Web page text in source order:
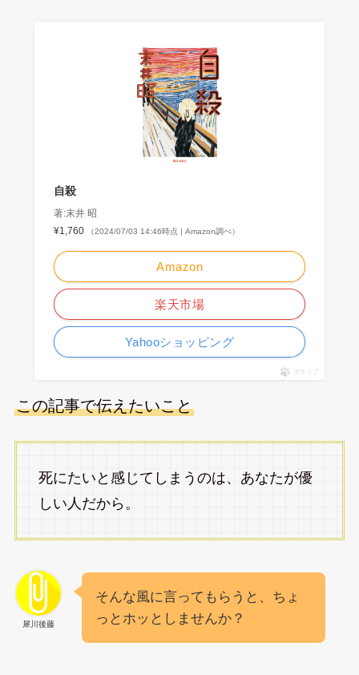
自殺
著:末井 昭
¥1,760
（2024/07/03 14:46時点 | Amazon調べ）
Amazon
楽天市場
Yahooショッピング
ポチップ
この記事で伝えたいこと
死にたいと感じてしまうのは、あなたが優
しい人だから。
犀川後藤
そんな風に言ってもらうと、ちょ
っとホッとしませんか？